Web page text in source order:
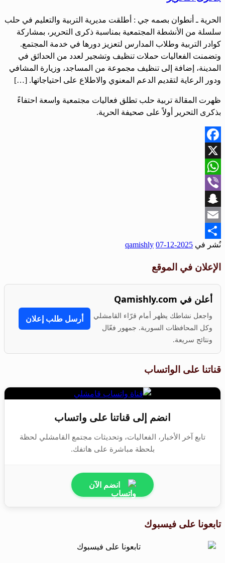
الحرية ـ أنطوان بصمه جي : أطلقت مديرية التربية والتعليم في حلب
سلسلة من الأنشطة المجتمعية بمناسبة ذكرى التحرير، بمشاركة
كوادر التربية وطلاب المدارس لتعزيز دورها في خدمة المجتمع.
وتضمنت الفعاليات حملات تنظيف وتشجير لعدد من الحدائق في
المدينة، إضافة إلى تنظيف مجموعة من المساجد، وزيارة المشافي
ودور الرعاية لتقديم الدعم المعنوي والاطلاع على احتياجاتها. […]
ظهرت المقالة تربية حلب تطلق فعاليات مجتمعية واسعة احتفاءً
بذكرى التحرير أولاً على صحيفة الحرية.
Facebook
X
WhatsApp
Viber
Snapchat
Email
Share
نُشر في 2025-12-07
qamishly
الإعلان في الموقع
أعلن في Qamishly.com
واجعل نشاطك يظهر أمام قرّاء القامشلي
وكل المحافظات السورية. جمهور فعّال
ونتائج سريعة.
أرسل طلب إعلان
قناتنا على الواتساب
انضم إلى قناتنا على واتساب
تابع آخر الأخبار، الفعاليات، وتحديثات مجتمع القامشلي لحظة
بلحظة مباشرة على هاتفك.
انضم الآن
تابعونا على فيسبوك